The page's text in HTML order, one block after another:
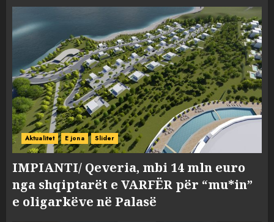
Aktualitet E jona Slider
IMPIANTI/ Qeveria, mbi 14 mln euro
nga shqiptarët e VARFËR për “mu*in”
e oligarkëve në Palasë